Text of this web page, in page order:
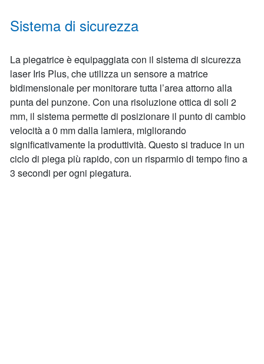
Sistema di sicurezza
La piegatrice è equipaggiata con il sistema di sicurezza
laser Iris Plus, che utilizza un sensore a matrice
bidimensionale per monitorare tutta l’area attorno alla
punta del punzone. Con una risoluzione ottica di soli 2
mm, il sistema permette di posizionare il punto di cambio
velocità a 0 mm dalla lamiera, migliorando
significativamente la produttività. Questo si traduce in un
ciclo di piega più rapido, con un risparmio di tempo fino a
3 secondi per ogni piegatura.